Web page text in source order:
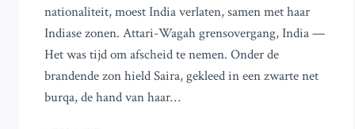
nationaliteit, moest India verlaten, samen met haar
Indiase zonen. Attari-Wagah grensovergang, India —
Het was tijd om afscheid te nemen. Onder de
brandende zon hield Saira, gekleed in een zwarte net
burqa, de hand van haar…